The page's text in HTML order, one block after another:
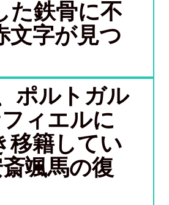
た鉄骨に不
文字が見つ
ポルトガル
ィエルに
移籍してい
颯馬の復